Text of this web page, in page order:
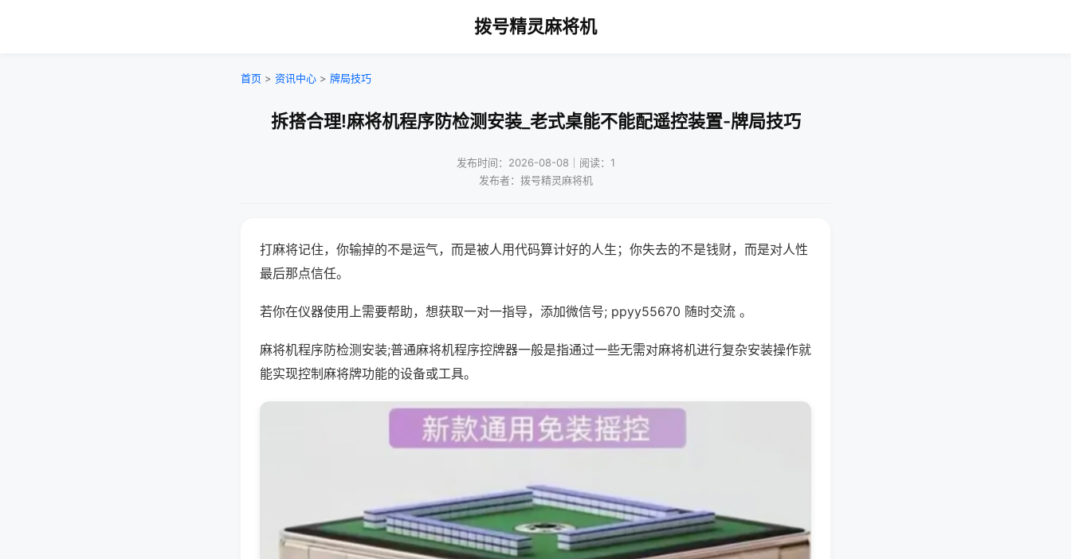
拨号精灵麻将机
首页 > 资讯中心 > 牌局技巧
拆搭合理!麻将机程序防检测安装_老式桌能不能配遥控装置-牌局技巧
发布时间：2026-08-08｜阅读：1
发布者：拨号精灵麻将机
打麻将记住，你输掉的不是运气，而是被人用代码算计好的人生；你失去的不是钱财，而是对人性
最后那点信任。
若你在仪器使用上需要帮助，想获取一对一指导，添加微信号; ppyy55670 随时交流 。
麻将机程序防检测安装;普通麻将机程序控牌器一般是指通过一些无需对麻将机进行复杂安装操作就
能实现控制麻将牌功能的设备或工具。